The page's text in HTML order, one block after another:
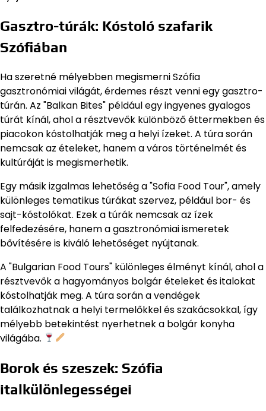
Gasztro-túrák: Kóstoló szafarik
Szófiában
Ha szeretné mélyebben megismerni Szófia
gasztronómiai világát, érdemes részt venni egy gasztro-
túrán. Az "Balkan Bites" például egy ingyenes gyalogos
túrát kínál, ahol a résztvevők különböző éttermekben és
piacokon kóstolhatják meg a helyi ízeket. A túra során
nemcsak az ételeket, hanem a város történelmét és
kultúráját is megismerhetik.
Egy másik izgalmas lehetőség a "Sofia Food Tour", amely
különleges tematikus túrákat szervez, például bor- és
sajt-kóstolókat. Ezek a túrák nemcsak az ízek
felfedezésére, hanem a gasztronómiai ismeretek
bővítésére is kiváló lehetőséget nyújtanak.
A "Bulgarian Food Tours" különleges élményt kínál, ahol a
résztvevők a hagyományos bolgár ételeket és italokat
kóstolhatják meg. A túra során a vendégek
találkozhatnak a helyi termelőkkel és szakácsokkal, így
mélyebb betekintést nyerhetnek a bolgár konyha
világába.
Borok és szeszek: Szófia
italkülönlegességei